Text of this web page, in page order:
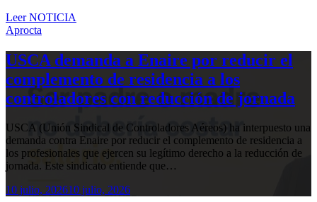
Leer NOTICIA
Aprocta
USCA demanda a Enaire por reducir el
complemento de residencia a los
controladores con reducción de jornada
USCA (Unión Sindical de Controladores Aéreos) ha interpuesto una
demanda contra Enaire por reducir el complemento de residencia a
los profesionales que ejercen su legítimo derecho a la reducción de
jornada. Este sindicato entiende que…
10 julio, 202610 julio, 2026